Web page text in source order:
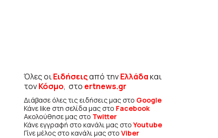
Όλες οιΕιδήσειςαπό τηνΕλλάδακαι
τονΚόσμο, στο ertnews.gr
Διάβασε όλες τις ειδήσεις μας στο Google
Κάνε like στη σελίδα μας στο Facebook
Ακολούθησε μας στο Twitter
Κάνε εγγραφή στο κανάλι μας στοYoutube
Γίνε μέλος στο κανάλι μας στο Viber